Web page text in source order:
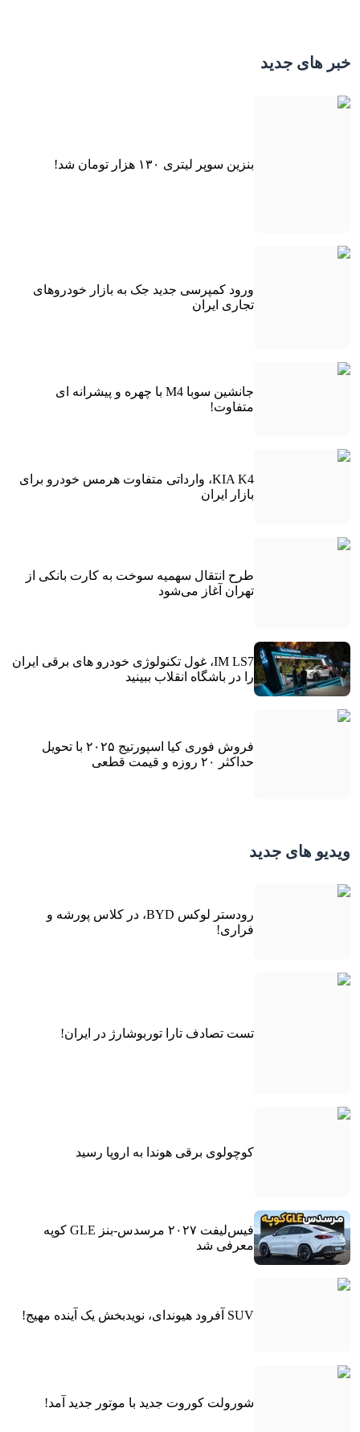
خبر های جدید
بنزین سوپر لیتری ۱۳۰ هزار تومان شد!
ورود کمپرسی جدید جک به بازار خودروهای
تجاری ایران
جانشین سوبا M4 با چهره و پیشرانه ای
متفاوت!
KIA K4، وارداتی متفاوت هرمس خودرو برای
بازار ایران
طرح انتقال سهمیه سوخت به کارت بانکی از
تهران آغاز می‌شود
IM LS7، غول تکنولوژی خودرو های برقی ایران
را در باشگاه انقلاب ببینید
فروش فوری کیا اسپورتیج ۲۰۲۵ با تحویل
حداکثر ۲۰ روزه و قیمت قطعی
ویدیو های جدید
رودستر لوکس BYD، در کلاس پورشه و
فراری!
تست تصادف تارا توربوشارژ در ایران!
کوچولوی برقی هوندا به اروپا رسید
فیس‌لیفت ۲۰۲۷ مرسدس-بنز GLE کوپه
معرفی شد
SUV آفرود هیوندای، نویدبخش یک آینده مهیج!
شورولت کوروت جدید با موتور جدید آمد!